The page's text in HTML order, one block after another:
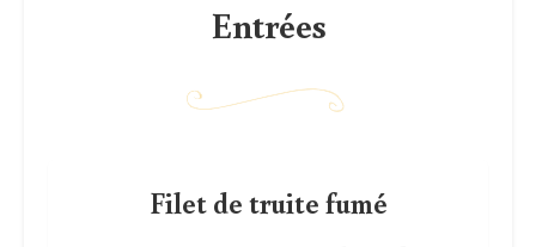
Entrées
Filet de truite fumé